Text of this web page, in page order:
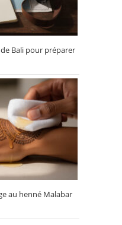
Bali pour préparer
au henné Malabar